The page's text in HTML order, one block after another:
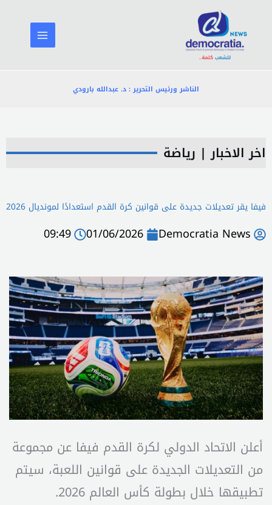
المحتوى
الناشر ورئيس التحرير : د. عبدالله بارودي
اخر الاخبار| رياضة
فيفا يقر تعديلات جديدة على قوانين كرة القدم استعدادًا لمونديال 2026
Democratia News
01/06/2026
09:49
أعلن الاتحاد الدولي لكرة القدم فيفا عن مجموعة
من التعديلات الجديدة على قوانين اللعبة، سيتم
تطبيقها خلال بطولة كأس العالم 2026.